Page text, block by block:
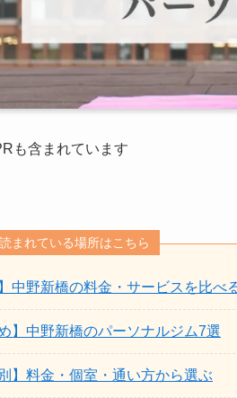
も含まれています
まれている場所はこちら
中野新橋の料金・サービスを比べ
】中野新橋のパーソナルジム7選
】料金・個室・通い方から選ぶ